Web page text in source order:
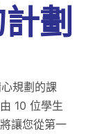
劃
規劃的課
10 位學生
讓您從第一